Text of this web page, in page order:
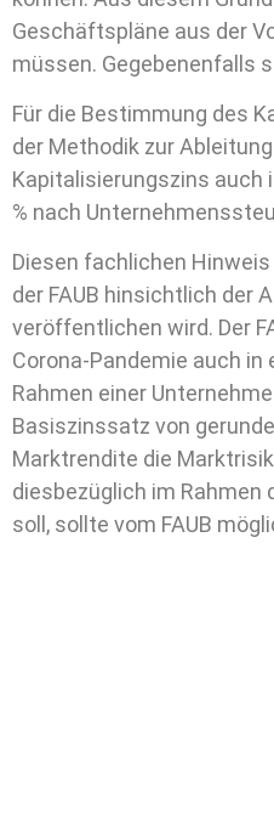
Geschäftspläne aus der
müssen. Gegebenenfalls
Für die Bestimmung des
der Methodik zur
Kapitalisierungszins auch
% nach
Diesen fachlichen
der FAUB hinsichtlich der
veröffentlichen wird. Der
Corona-Pandemie auch
Rahmen einer
Basiszinssatz von
Marktrendite die
diesbezüglich im
soll, sollte vom FAUB